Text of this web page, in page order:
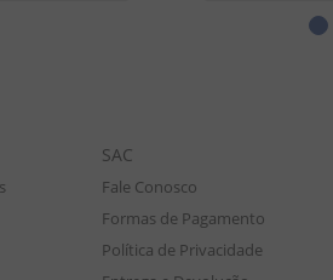
SAC
Fale Conosco
Formas de Pagamento
Política de Privacidade